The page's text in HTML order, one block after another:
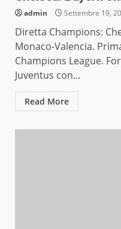
admin Settembre 19,
Diretta Champions:
Monaco-Valencia.
Champions League.
Juventus con...
Read More